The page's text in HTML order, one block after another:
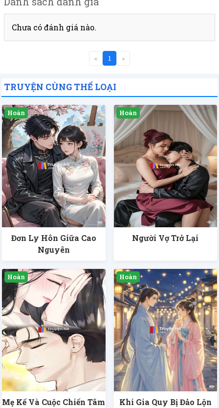
Chưa có đánh giá nào.
« 1 »
TRUYỆN CÙNG THỂ LOẠI
Đơn Ly Hôn Giữa Cao
Nguyên
Người Vợ Trở Lại
Mẹ Kế Và Cuộc Chiến Tâm
Khi Gia Quy Bị Đảo Lộn